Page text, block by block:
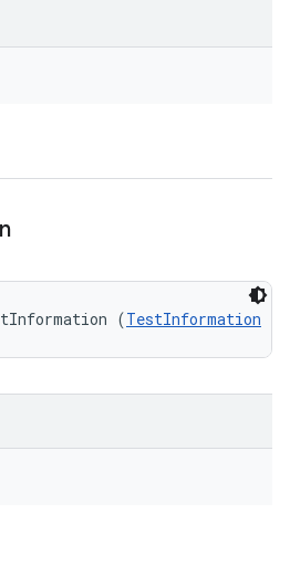
(TestInformation